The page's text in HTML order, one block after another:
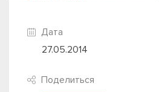
Дата
27.05.2014
Поделиться